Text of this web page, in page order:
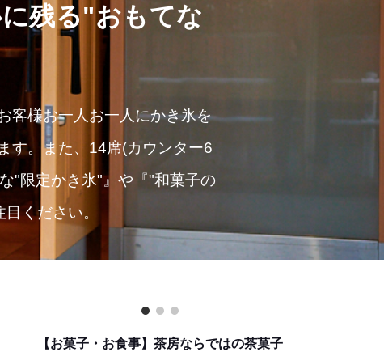
残る"おもてな
客様お一人お一人にかき氷を
す。また、14席(カウンター6
"限定かき氷"』や『"和菓子の
ください。
【お菓子・お食事】茶房ならではの茶菓子